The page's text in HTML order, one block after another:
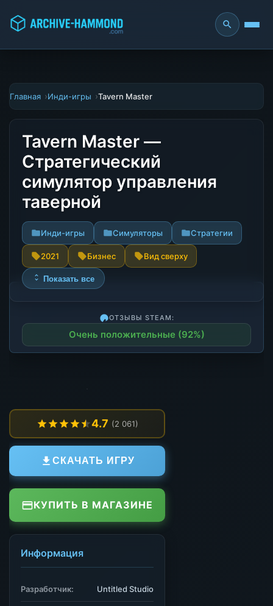
Главная Инди-игры Tavern Master
Tavern Master —
Стратегический
симулятор управления
таверной
Инди-игры Симуляторы Стратегии
2021 Бизнес Вид сверху
Показать все
ОТЗЫВЫ STEAM:
Очень положительные (92%)
4.7 (2 061)
СКАЧАТЬ ИГРУ
КУПИТЬ В МАГАЗИНЕ
Информация
Разработчик: Untitled Studio